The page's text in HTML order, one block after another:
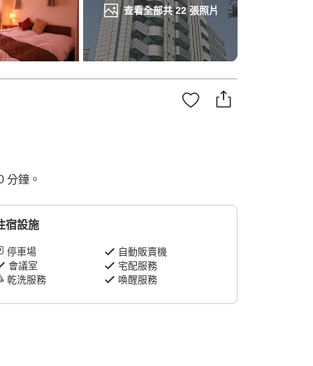
查看全部共22張照片
分鐘。
宿設施
停車場
自動販賣機
會議室
宅配服務
乾洗服務
喚醒服務